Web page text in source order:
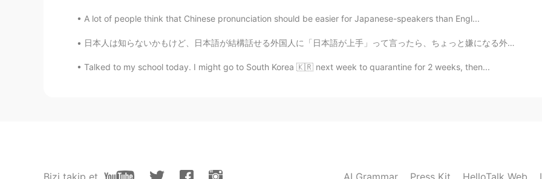
Sami 2019.09.13 21:50
@まり Mary
A lot of people think that Chinese pronunciation should be easier for Japanese-speakers than Engl...
日本人は知らないかもけど、日本語が結構話せる外国人に「日本語が上手」って言ったら、ちょっと嫌になる外国人もいる😂 理由は、日本人が「こんにちは」しか言えない人にも「日本語が上手ですね」って言う...
Talked to my school today. I might go to South Korea 🇰🇷 next week to quarantine for 2 weeks, then...
Bizi takip et AI Grammar Press Kit HelloTalk Web